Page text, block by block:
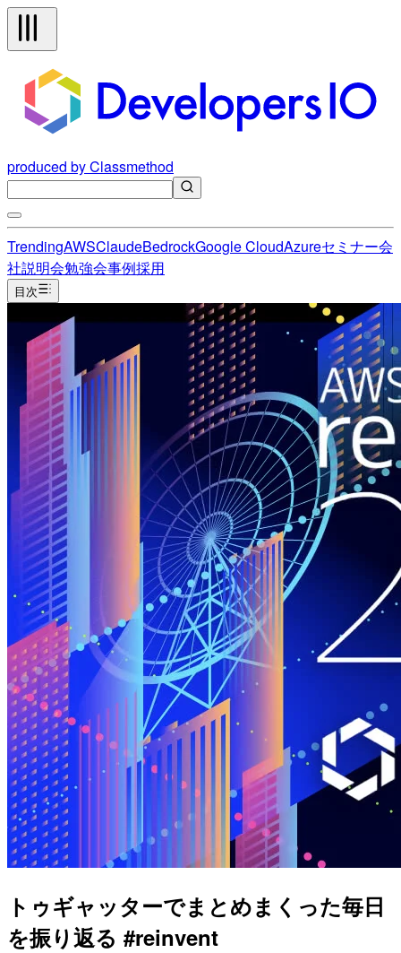
produced by Classmethod
TrendingAWSClaudeBedrockGoogle CloudAzureセミナー会
社説明会勉強会事例採用
目次
トゥギャッターでまとめまくった毎日
を振り返る #reinvent